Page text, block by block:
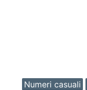
Numeri casuali